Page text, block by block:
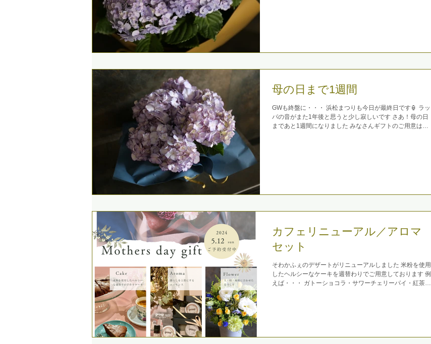
母の日まで1週間
GWも終盤に・・・ 浜松まつりも今日が最終日です🏮 ラッ
パの音がまた1年後と思うと少し寂しいです さあ！母の日
まであと1週間になりました みなさんギフトのご用意はお
カフェリニューアル／アロマ
セット
そわかふぇのデザートがリニューアルしました 米粉を使用
したヘルシーなケーキを週替わりでご用意しております 例
えば・・・ ガトーショコラ・サワーチェリーパイ・紅茶の